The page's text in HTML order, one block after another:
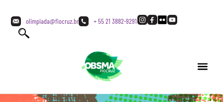
olimpiada@fiocruz.br + 55 21 3882-9291